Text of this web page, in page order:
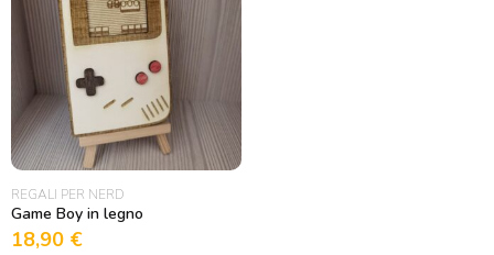
REGALI PER NERD
Game Boy in legno
18,90 €